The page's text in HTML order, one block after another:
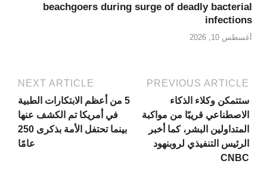
beachgoers during surge of deadly bacterial
infections
أغسطس 10, 2026
PREVIOUS ARTICLE
ستتمكن وكلاء الذكاء
الاصطناعي قريبًا من مواكبة
المتداولين البشر، كما أخبر
الرئيس التنفيذي لروبنهود
CNBC
NEXT ARTICLE
5 من أعظم الابتكارات الطبية
في أمريكا تم الكشف عنها
بينما تحتفل الأمة بذكرى 250
عامًا